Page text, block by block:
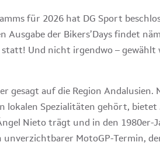
für 2026 hat DG Sport
der Bikers’Days findet
statt! Und nicht irgendwo –
gesagt auf die Region Andalusien.
lokalen Spezialitäten gehört, bietet
Nieto trägt und in den
MotoGP-Termin,